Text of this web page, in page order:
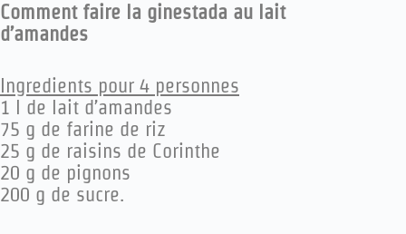
Comment faire la ginestada au lait
d’amandes
Ingredients pour 4 personnes
1 l de lait d’amandes
75 g de farine de riz
25 g de raisins de Corinthe
20 g de pignons
200 g de sucre.